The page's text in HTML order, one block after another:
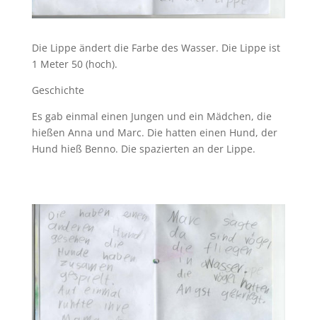
Die Lippe ändert die Farbe des Wasser. Die Lippe ist
1 Meter 50 (hoch).
Geschichte
Es gab einmal einen Jungen und ein Mädchen, die
hießen Anna und Marc. Die hatten einen Hund, der
Hund hieß Benno. Die spazierten an der Lippe.